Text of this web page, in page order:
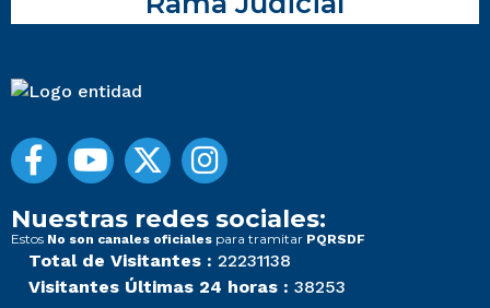
Nuestras redes sociales:
Estos No son canales oficiales para tramitar PQRSDF
Total de Visitantes : 22231138
Visitantes Últimas 24 horas : 38253